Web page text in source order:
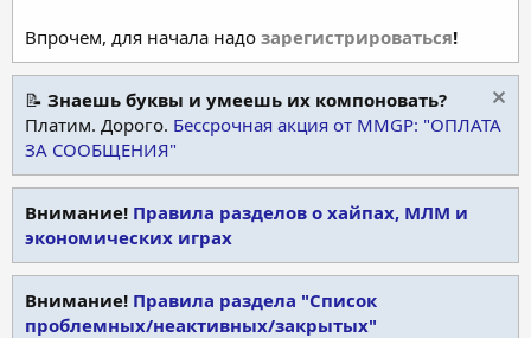
Впрочем, для начала надо зарегистрироваться!
📝 Знаешь буквы и умеешь их компоновать?
Платим. Дорого. Бессрочная акция от MMGP: "ОПЛАТА
ЗА СООБЩЕНИЯ"
Внимание! Правила разделов о хайпах, МЛМ и
экономических играх
Внимание! Правила раздела "Список
проблемных/неактивных/закрытых"